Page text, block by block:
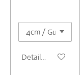
Details anzeigen